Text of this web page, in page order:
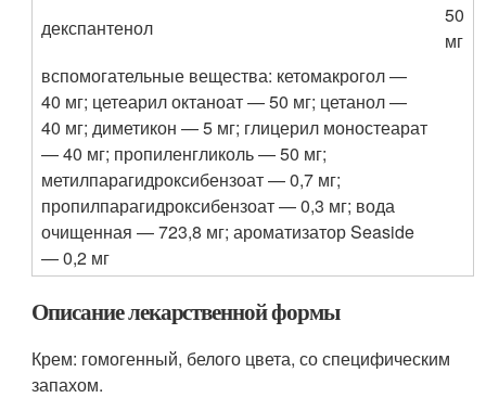
декспантенол
50
мг
вспомогательные вещества: кетомакрогол —
40 мг; цетеарил октаноат — 50 мг; цетанол —
40 мг; диметикон — 5 мг; глицерил моностеарат
— 40 мг; пропиленгликоль — 50 мг;
метилпарагидроксибензоат — 0,7 мг;
пропилпарагидроксибензоат — 0,3 мг; вода
очищенная — 723,8 мг; ароматизатор Seaside
— 0,2 мг
Описание лекарственной формы
Крем: гомогенный, белого цвета, со специфическим
запахом.